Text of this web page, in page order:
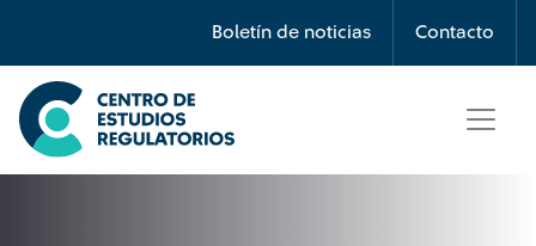
Boletín de noticias Contacto
Búsqueda
Seleccione país